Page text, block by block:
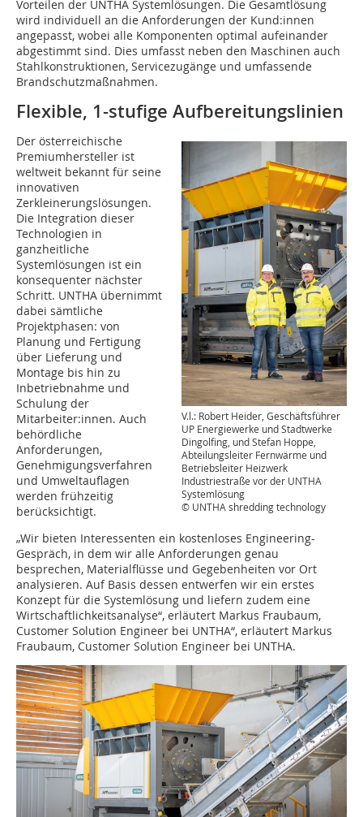
Vorteilen der UNTHA Systemlösungen. Die Gesamtlösung
wird individuell an die Anforderungen der Kund:innen
angepasst, wobei alle Komponenten optimal aufeinander
abgestimmt sind. Dies umfasst neben den Maschinen auch
Stahlkonstruktionen, Servicezugänge und umfassende
Brandschutzmaßnahmen.
Flexible, 1-stufige Aufbereitungslinien
V.l.: Robert Heider, Geschäftsführer
UP Energiewerke und Stadtwerke
Dingolfing, und Stefan Hoppe,
Abteilungsleiter Fernwärme und
Betriebsleiter Heizwerk
Industriestraße vor der UNTHA
Systemlösung
© UNTHA shredding technology
Der österreichische
Premiumhersteller ist
weltweit bekannt für seine
innovativen
Zerkleinerungslösungen.
Die Integration dieser
Technologien in
ganzheitliche
Systemlösungen ist ein
konsequenter nächster
Schritt. UNTHA übernimmt
dabei sämtliche
Projektphasen: von
Planung und Fertigung
über Lieferung und
Montage bis hin zu
Inbetriebnahme und
Schulung der
Mitarbeiter:innen. Auch
behördliche
Anforderungen,
Genehmigungsverfahren
und Umweltauflagen
werden frühzeitig
berücksichtigt.
„Wir bieten Interessenten ein kostenloses Engineering-
Gespräch, in dem wir alle Anforderungen genau
besprechen, Materialflüsse und Gegebenheiten vor Ort
analysieren. Auf Basis dessen entwerfen wir ein erstes
Konzept für die Systemlösung und liefern zudem eine
Wirtschaftlichkeitsanalyse“, erläutert Markus Fraubaum,
Customer Solution Engineer bei UNTHA“, erläutert Markus
Fraubaum, Customer Solution Engineer bei UNTHA.